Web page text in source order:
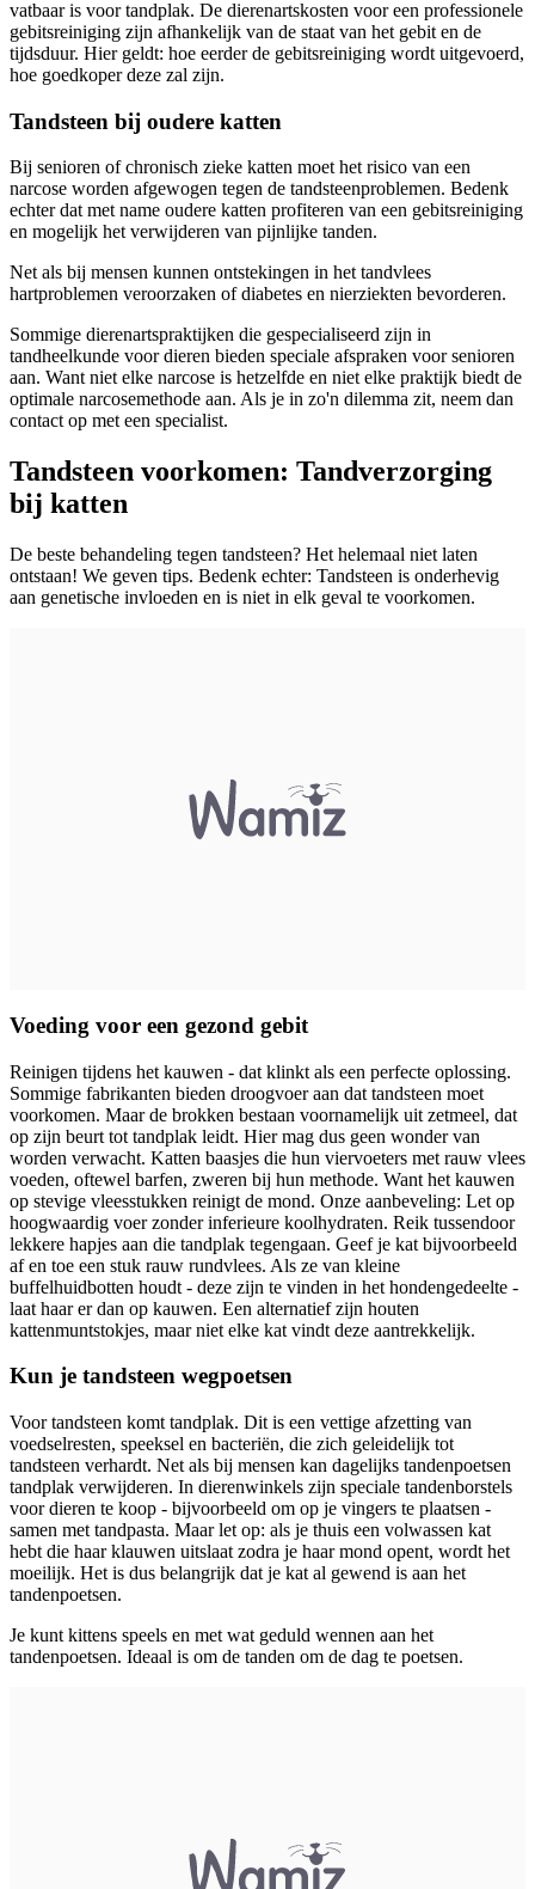
vatbaar is voor tandplak. De dierenartskosten voor een professionele
gebitsreiniging zijn afhankelijk van de staat van het gebit en de
tijdsduur. Hier geldt: hoe eerder de gebitsreiniging wordt uitgevoerd,
hoe goedkoper deze zal zijn.
Tandsteen bij oudere katten
Bij senioren of chronisch zieke katten moet het risico van een
narcose worden afgewogen tegen de tandsteenproblemen. Bedenk
echter dat met name oudere katten profiteren van een gebitsreiniging
en mogelijk het verwijderen van pijnlijke tanden.
Net als bij mensen kunnen ontstekingen in het tandvlees
hartproblemen veroorzaken of diabetes en nierziekten bevorderen.
Sommige dierenartspraktijken die gespecialiseerd zijn in
tandheelkunde voor dieren bieden speciale afspraken voor senioren
aan. Want niet elke narcose is hetzelfde en niet elke praktijk biedt de
optimale narcosemethode aan. Als je in zo'n dilemma zit, neem dan
contact op met een specialist.
Tandsteen voorkomen: Tandverzorging
bij katten
De beste behandeling tegen tandsteen? Het helemaal niet laten
ontstaan! We geven tips. Bedenk echter: Tandsteen is onderhevig
aan genetische invloeden en is niet in elk geval te voorkomen.
Voeding voor een gezond gebit
Reinigen tijdens het kauwen - dat klinkt als een perfecte oplossing.
Sommige fabrikanten bieden droogvoer aan dat tandsteen moet
voorkomen. Maar de brokken bestaan voornamelijk uit zetmeel, dat
op zijn beurt tot tandplak leidt. Hier mag dus geen wonder van
worden verwacht. Katten baasjes die hun viervoeters met rauw vlees
voeden, oftewel barfen, zweren bij hun methode. Want het kauwen
op stevige vleesstukken reinigt de mond. Onze aanbeveling: Let op
hoogwaardig voer zonder inferieure koolhydraten. Reik tussendoor
lekkere hapjes aan die tandplak tegengaan. Geef je kat bijvoorbeeld
af en toe een stuk rauw rundvlees. Als ze van kleine
buffelhuidbotten houdt - deze zijn te vinden in het hondengedeelte -
laat haar er dan op kauwen. Een alternatief zijn houten
kattenmuntstokjes, maar niet elke kat vindt deze aantrekkelijk.
Kun je tandsteen wegpoetsen
Voor tandsteen komt tandplak. Dit is een vettige afzetting van
voedselresten, speeksel en bacteriën, die zich geleidelijk tot
tandsteen verhardt. Net als bij mensen kan dagelijks tandenpoetsen
tandplak verwijderen. In dierenwinkels zijn speciale tandenborstels
voor dieren te koop - bijvoorbeeld om op je vingers te plaatsen -
samen met tandpasta. Maar let op: als je thuis een volwassen kat
hebt die haar klauwen uitslaat zodra je haar mond opent, wordt het
moeilijk. Het is dus belangrijk dat je kat al gewend is aan het
tandenpoetsen.
Je kunt kittens speels en met wat geduld wennen aan het
tandenpoetsen. Ideaal is om de tanden om de dag te poetsen.